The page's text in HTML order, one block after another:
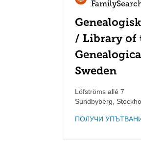
/ Library of
Sweden
Löfströms allé 7
Sundbyberg
ПОЛУЧИ